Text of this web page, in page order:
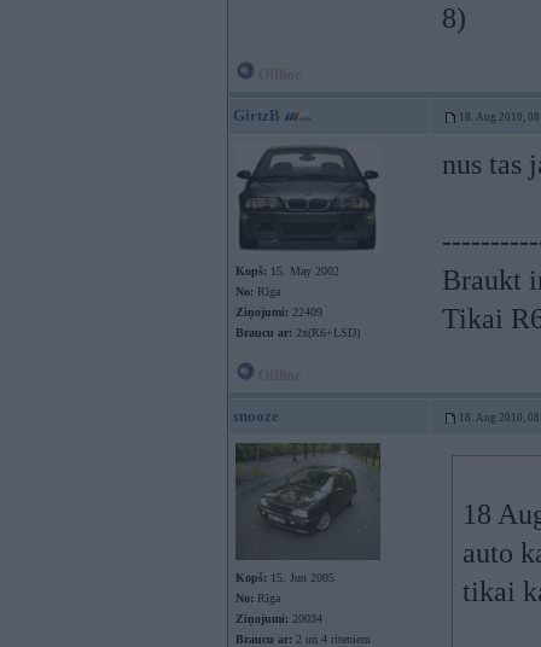
8)
GirtzB 18. Aug 2010,
Kopš: 15. May 2002
No: Rīga
Ziņojumi: 22409
Braucu ar: 2x(R6+LSD)
nus tas
Braukt
Tikai
snooze 18. Aug 2010,
Kopš: 15. Jun 2005
No: Rīga
Ziņojumi: 20034
Braucu ar: 2 un 4 riteniem
18
auto
tikai